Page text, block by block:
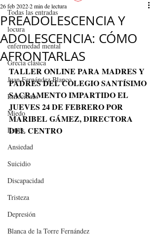
Todas las entradas
locura
enfermedad mental
Grecia clásica
Juan Fernández Blanco
Emociones
Miedo
Estrés
Ansiedad
Suicidio
Discapacidad
Tristeza
Depresión
Blanca de la Torre Fernández
PREADOLESCENCIA Y
ADOLESCENCIA: CÓMO
AFRONTARLAS
26 feb 20222 min de lectura
TALLER ONLINE PARA MADRES Y
PADRES DEL COLEGIO SANTÍSIMO
SACRAMENTO IMPARTIDO EL
JUEVES 24 DE FEBRERO POR
MARIBEL GÁMEZ, DIRECTORA
DEL CENTRO